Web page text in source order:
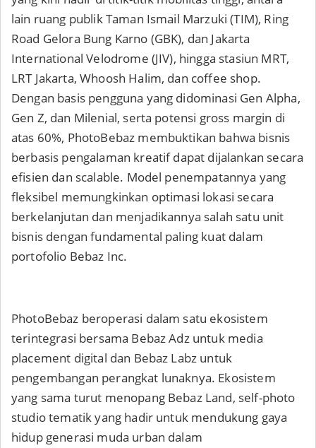
lain ruang publik Taman Ismail Marzuki (TIM), Ring
Road Gelora Bung Karno (GBK), dan Jakarta
International Velodrome (JIV), hingga stasiun MRT,
LRT Jakarta, Whoosh Halim, dan coffee shop.
Dengan basis pengguna yang didominasi Gen Alpha,
Gen Z, dan Milenial, serta potensi gross margin di
atas 60%, PhotoBebaz membuktikan bahwa bisnis
berbasis pengalaman kreatif dapat dijalankan secara
efisien dan scalable. Model penempatannya yang
fleksibel memungkinkan optimasi lokasi secara
berkelanjutan dan menjadikannya salah satu unit
bisnis dengan fundamental paling kuat dalam
portofolio Bebaz Inc.
PhotoBebaz beroperasi dalam satu ekosistem
terintegrasi bersama Bebaz Adz untuk media
placement digital dan Bebaz Labz untuk
pengembangan perangkat lunaknya. Ekosistem
yang sama turut menopang Bebaz Land, self-photo
studio tematik yang hadir untuk mendukung gaya
hidup generasi muda urban dalam